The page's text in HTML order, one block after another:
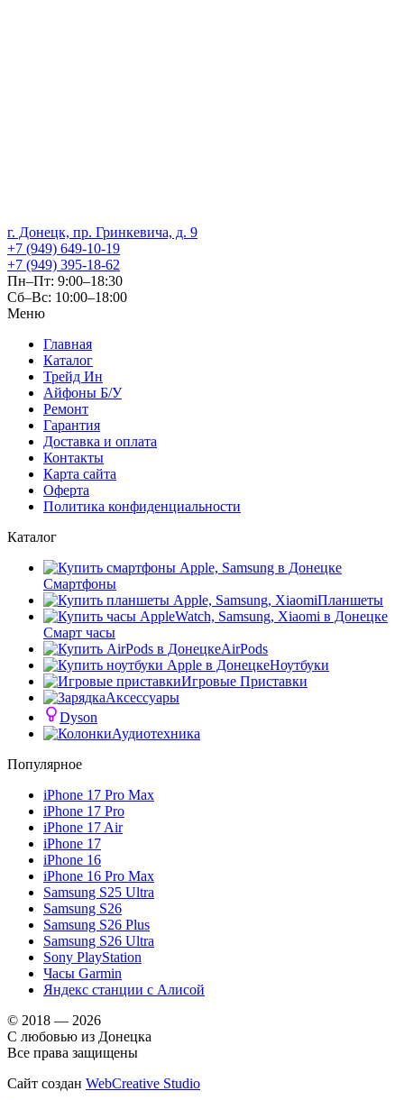
г. Донецк, пр. Гринкевича, д. 9
+7 (949) 649-10-19
+7 (949) 395-18-62
Пн–Пт: 9:00–18:30
Сб–Вс: 10:00–18:00
Меню
Главная
Каталог
Трейд Ин
Айфоны Б/У
Ремонт
Гарантия
Доставка и оплата
Контакты
Карта сайта
Оферта
Политика конфиденциальности
Каталог
Смартфоны
Планшеты
Смарт часы
AirPods
Ноутбуки
Игровые Приставки
Аксессуары
Dyson
Аудиотехника
Популярное
iPhone 17 Pro Max
iPhone 17 Pro
iPhone 17 Air
iPhone 17
iPhone 16
iPhone 16 Pro Max
Samsung S25 Ultra
Samsung S26
Samsung S26 Plus
Samsung S26 Ultra
Sony PlayStation
Часы Garmin
Яндекс станции с Алисой
© 2018 — 2026
С любовью из Донецка
Все права защищены
Сайт создан WebCreative Studio